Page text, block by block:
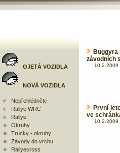
OJETÁ VOZIDLA
NOVÁ VOZIDLA
Nepřehlédněte
Rallye WRC
Rallye
Okruhy
Trucky - okruhy
Závody do vrchu
Rallyecross
závodních
10.2.2009
První
ve
10.2.2009